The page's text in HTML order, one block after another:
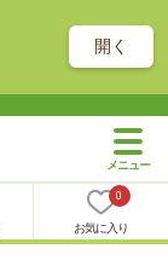
開く
0
お気に入り